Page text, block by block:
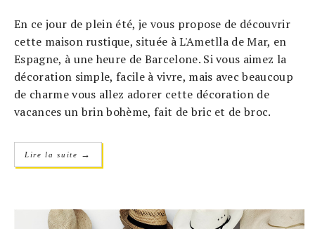
En ce jour de plein été, je vous propose de découvrir
cette maison rustique, située à L'Ametlla de Mar, en
Espagne, à une heure de Barcelone. Si vous aimez la
décoration simple, facile à vivre, mais avec beaucoup
de charme vous allez adorer cette décoration de
vacances un brin bohème, fait de bric et de broc.
Lire la suite →